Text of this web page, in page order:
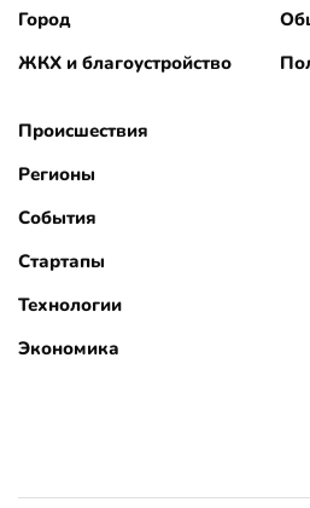
Город
ЖКХ и благоустройство
Происшествия
Регионы
События
Стартапы
Технологии
Экономика